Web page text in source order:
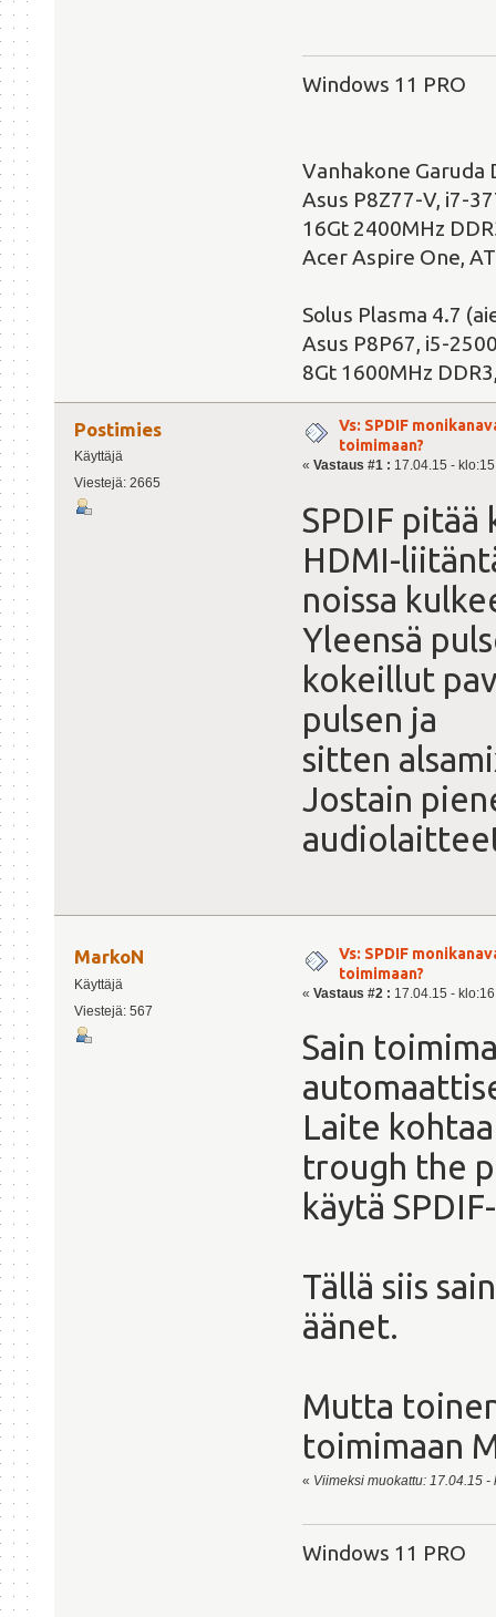
Windows 11 PRO
Vanhakone Garuda
Asus P8Z77-V, i7-
16Gt 2400MHz
Acer Aspire One,
Solus Plasma 4.7
Asus P8P67, i5-
8Gt 1600MHz
Postimies
Käyttäjä
Viestejä: 2665
Vs: SPDIF
toimimaan?
« Vastaus #1 : 17.04.15 -
SPDIF pitää
HDMI-
noissa
Yleensä
kokeillut
pulsen ja
sitten
Jostain
MarkoN
Käyttäjä
Viestejä: 567
Vs: SPDIF
toimimaan?
« Vastaus #2 : 17.04.15 -
Sain
Laite
trough the
käytä
Tällä siis
äänet.
Mutta
toimimaan
« Viimeksi muokattu: 17.04.15
Windows 11 PRO